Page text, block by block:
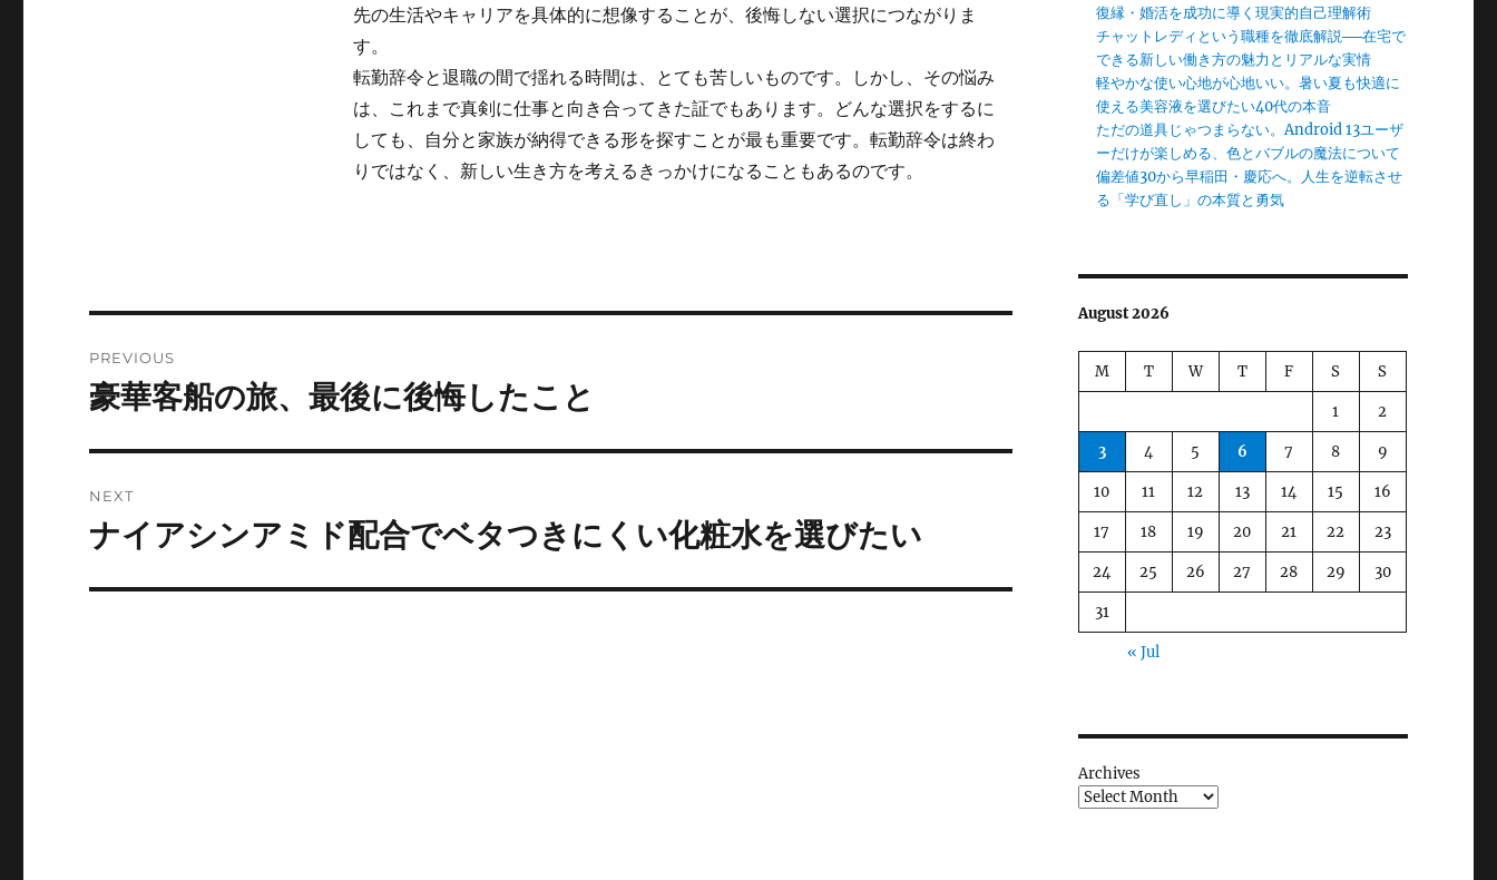
先の生活やキャリアを具体的に想像することが、後悔しない選択につながりま
す。
転勤辞令と退職の間で揺れる時間は、とても苦しいものです。しかし、その悩み
は、これまで真剣に仕事と向き合ってきた証でもあります。どんな選択をするに
しても、自分と家族が納得できる形を探すことが最も重要です。転勤辞令は終わ
りではなく、新しい生き方を考えるきっかけになることもあるのです。
navigation
PREVIOUS
Previous
豪華客船の旅、最後に後悔したこと
NEXT
Next
ナイアシンアミド配合でベタつきにくい化粧水を選びたい
復縁・婚活を成功に導く現実的自己理解術
チャットレディという職種を徹底解説──在宅で
できる新しい働き方の魅力とリアルな実情
軽やかな使い心地が心地いい。暑い夏も快適に
使える美容液を選びたい40代の本音
ただの道具じゃつまらない。Android 13ユーザ
ーだけが楽しめる、色とバブルの魔法について
偏差値30から早稲田・慶応へ。人生を逆転させ
る「学び直し」の本質と勇気
August 2026
M T W T F S S
1 2
3 4 5 6 7 8 9
10 11 12 13 14 15 16
17 18 19 20 21 22 23
24 25 26 27 28 29 30
31
« Jul
Archives